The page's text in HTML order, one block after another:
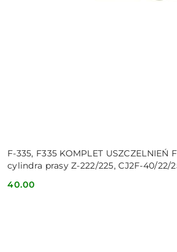
F-335, F335 KOMPLET USZCZELNIEŃ
cylindra prasy Z-222/225, CJ2F-40/22/
Cena:
40.00